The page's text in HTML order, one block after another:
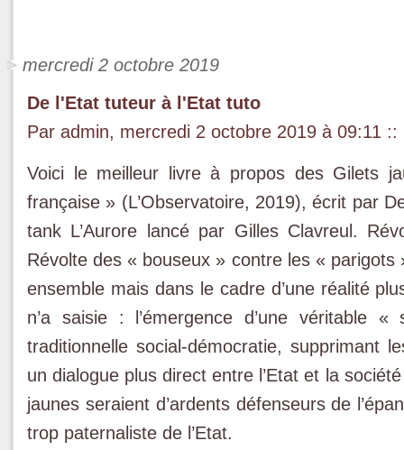
mercredi 2 octobre 2019
De l'Etat tuteur à l'Etat tuto
Par admin, mercredi 2 octobre 2019 à 09:11 ::
Voici le meilleur livre à propos des Gilets
française » (L’Observatoire, 2019), écrit par
tank L’Aurore lancé par Gilles Clavreul.
Révolte des « bouseux » contre les «
ensemble mais dans le cadre d’une réalité
n’a saisie : l’émergence d’une véritable
traditionnelle social-démocratie, supprimant
un dialogue plus direct entre l’Etat et la
jaunes seraient d’ardents défenseurs de
trop paternaliste de l’Etat.